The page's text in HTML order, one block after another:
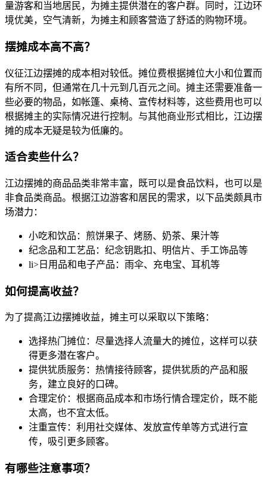
量游客和当地居民，为摊主提供潜在的客户群。同时，江边环
境优美，空气清新，为摊主和顾客营造了舒适的购物环境。
摆摊成本高不高？
仪征江边摆摊的成本相对较低。摊位费根据摊位大小和位置而
有所不同，但通常在几十元到几百元之间。摊主还需要准备一
些必要的物品，如帐篷、桌椅、宣传材料等，这些费用也可以
根据摊主的实际情况进行控制。与其他商业形式相比，江边摆
摊的成本无疑是较为低廉的。
适合卖些什么？
江边摆摊的商品品类非常丰富，既可以是食品饮料，也可以是
非食品类商品。根据江边游客和居民的需求，以下品类颇具市
场潜力：
小吃和饮品：煎饼果子、烤肠、奶茶、果汁等
纪念品和工艺品：纪念钥匙扣、明信片、手工饰品等
li>日用品和电子产品：雨伞、充电宝、耳机等
如何提高收益？
为了提高江边摆摊收益，摊主可以采取以下策略：
选择热门摊位：尽量选择人流量大的摊位，这样可以获
得更多潜在客户。
提供犹质服务：热情接待顾客，提供犹质的产品和服
务，建立良好的口碑。
合理定价：根据商品成本和市场行情合理定价，既不能
太高，也不宜太低。
注重宣传：利用社交媒体、发放宣传单等方式进行宣
传，吸引更多顾客。
有哪些注意事项？